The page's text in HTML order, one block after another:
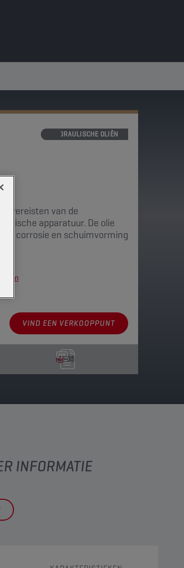
HYDRAULISCHE OLIËN
vereisten van de
apparatuur. De olie
corrosie en schuimvorming
VIND EEN VERKOOPPUNT
MSDS
INFORMATIE